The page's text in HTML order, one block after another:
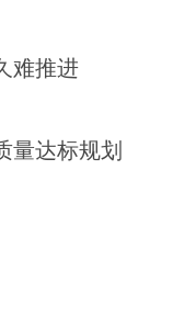
难推进
量达标规划